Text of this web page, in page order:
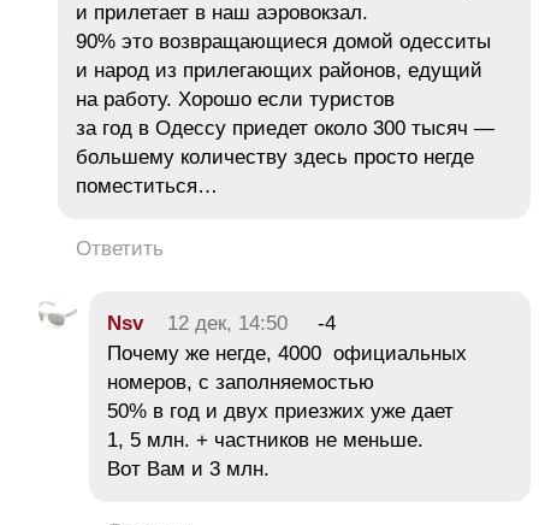
и прилетает в наш аэровокзал.
90% это возвращающиеся домой одесситы
и народ из прилегающих районов, едущий
на работу. Хорошо если туристов
за год в Одессу приедет около 300 тысяч —
большему количеству здесь просто негде
поместиться…
Ответить
Nsv 12 дек, 14:50
-4
Почему же негде, 4000 официальных
номеров, с заполняемостью
50% в год и двух приезжих уже дает
1, 5 млн. + частников не меньше.
Вот Вам и 3 млн.